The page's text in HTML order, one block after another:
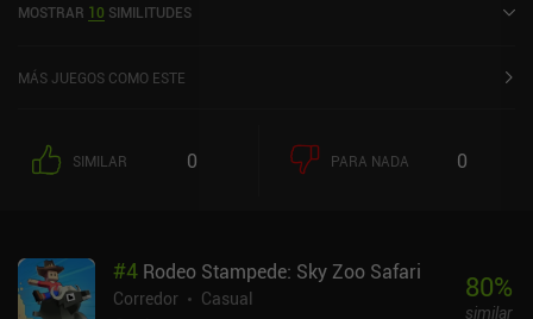
largo y mortal, y por el camino nos enfrentaremos a diferentes
postes de madera y muchos otros. Para superar estos obstáculos,
saltan por encima de los pozos, los cohetes que proporcionan
impulso, etc. Si no utilizamos la herramienta adecuada a tiempo,
la tienda para abastecernos de ellas gastando las setas recogidas
durante el juego.A lo largo de nuestro viaje, avanzamos en la
MOSTRAR 10 SIMILITUDES
MÁS JUEGOS COMO ESTE
SIMILAR 0 PARA NADA 0
#4 Rodeo Stampede: Sky Zoo Safari
Corredor
Casual
80%
similar